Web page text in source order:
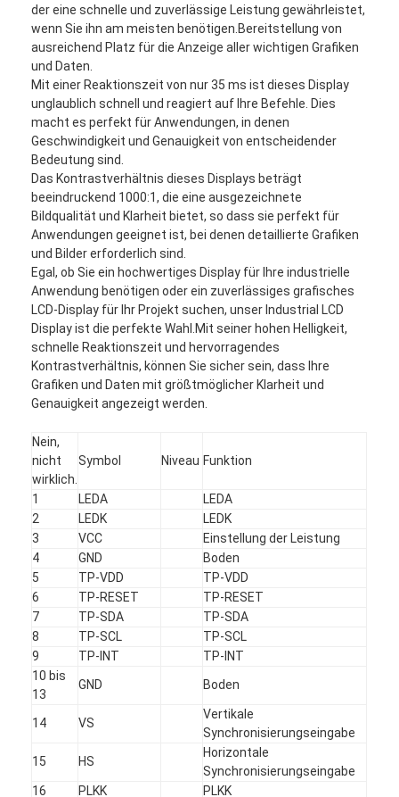
der eine schnelle und zuverlässige Leistung gewährleistet,
wenn Sie ihn am meisten benötigen.Bereitstellung von
ausreichend Platz für die Anzeige aller wichtigen Grafiken
und Daten.
Mit einer Reaktionszeit von nur 35 ms ist dieses Display
unglaublich schnell und reagiert auf Ihre Befehle. Dies
macht es perfekt für Anwendungen, in denen
Geschwindigkeit und Genauigkeit von entscheidender
Bedeutung sind.
Das Kontrastverhältnis dieses Displays beträgt
beeindruckend 1000:1, die eine ausgezeichnete
Bildqualität und Klarheit bietet, so dass sie perfekt für
Anwendungen geeignet ist, bei denen detaillierte Grafiken
und Bilder erforderlich sind.
Egal, ob Sie ein hochwertiges Display für Ihre industrielle
Anwendung benötigen oder ein zuverlässiges grafisches
LCD-Display für Ihr Projekt suchen, unser Industrial LCD
Display ist die perfekte Wahl.Mit seiner hohen Helligkeit,
schnelle Reaktionszeit und hervorragendes
Kontrastverhältnis, können Sie sicher sein, dass Ihre
Grafiken und Daten mit größtmöglicher Klarheit und
Genauigkeit angezeigt werden.
Nein,
nicht
wirklich.
Symbol Niveau Funktion
1 LEDA
LEDA
2
LEDK
LEDK
3
VCC
Einstellung der Leistung
4
GND
Boden
5
TP-VDD
TP-VDD
6
TP-RESET
TP-RESET
7
TP-SDA
TP-SDA
8
TP-SCL
TP-SCL
9
TP-INT
TP-INT
10 bis
13
GND Boden
14 VS
Vertikale
Synchronisierungseingabe
15
HS
Horizontale
Synchronisierungseingabe
16
PLKK PLKK